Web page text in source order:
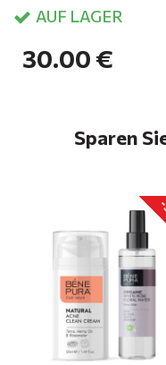
AUF LAGER
30.00 €
Sparen
-